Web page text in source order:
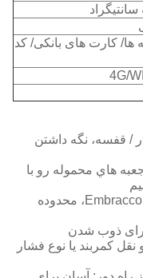
ها/ کارت های بانکی/ کد
4G/
قفسه، 10 اسلات بار / قفسه، نگه داشتن
هاي محموله رو با
3سیستم خنک کننده قدرتمند: کمپرسور Embracco، محدوده
کمربند یا نوع فشار